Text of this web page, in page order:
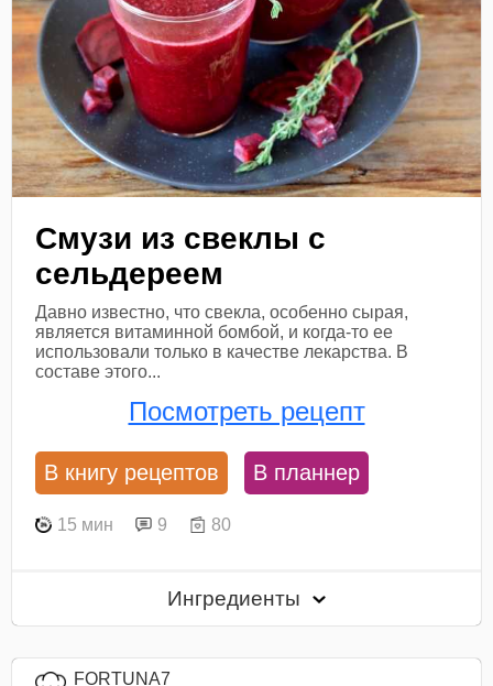
Смузи из свеклы с
сельдереем
Давно известно, что свекла, особенно сырая,
является витаминной бомбой, и когда-то ее
использовали только в качестве лекарства. В
составе этого...
Посмотреть рецепт
В книгу рецептов В планнер
15 мин 9 80
Ингредиенты
FORTUNA7